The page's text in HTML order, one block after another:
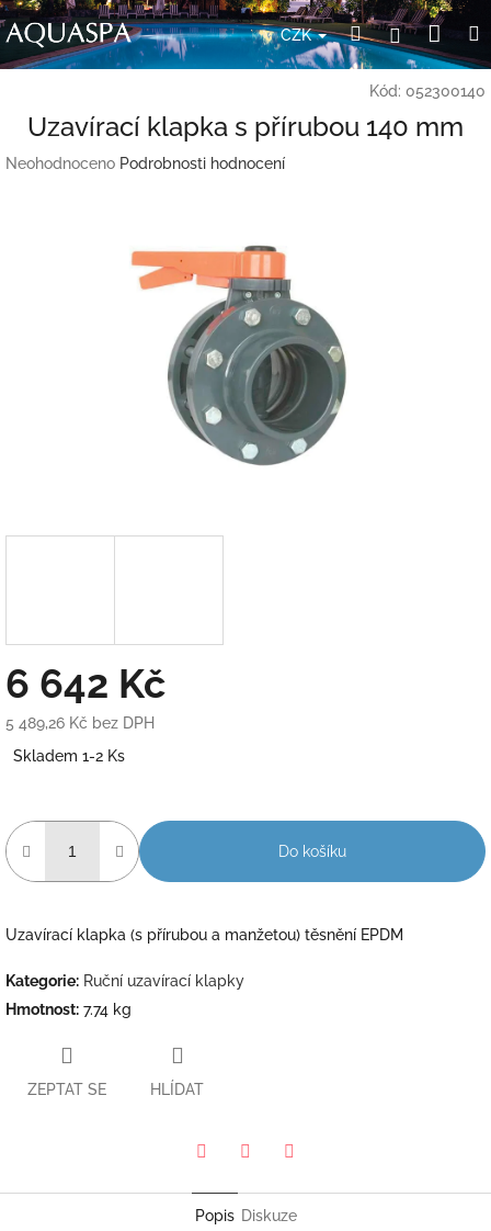
Přejít
na
obsah
CZK HledatPřihlášení
Kód: 052300140
Uzavírací klapka s přírubou 140 mm
Průměrné
Neohodnoceno Podrobnosti hodnocení
6 642 Kč
5 489,26 Kč bez DPH
cena:
Skladem 1-2 Ks
Do košíku
Uzavírací klapka (s přírubou a manžetou) těsnění EPDM
Kategorie: Ruční uzavírací klapky
Hmotnost: 7.74 kg
ZEPTAT SE HLÍDAT
Popis Diskuze